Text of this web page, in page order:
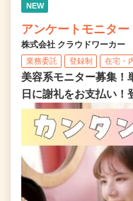
NEW
アンケートモニター
株式会社 クラウドワーカー
業務委託 登録制 在宅・
美容系モニター募集！
日に謝礼をお支払い！